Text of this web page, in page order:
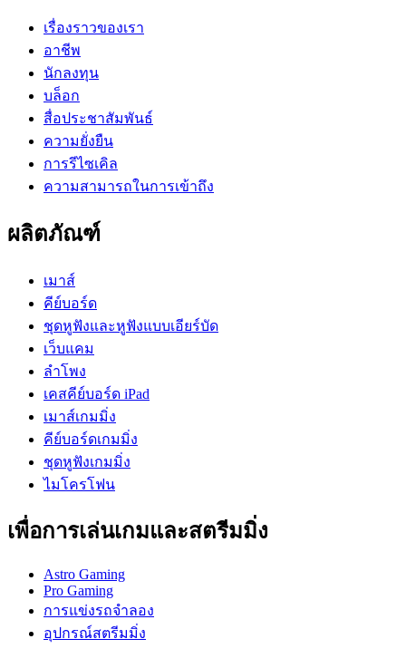
เรื่องราวของเรา
อาชีพ
นักลงทุน
บล็อก
สื่อประชาสัมพันธ์
ความยั่งยืน
การรีไซเคิล
ความสามารถในการเข้าถึง
ผลิตภัณฑ์
เมาส์
คีย์บอร์ด
ชุดหูฟังและหูฟังแบบเอียร์บัด
เว็บแคม
ลำโพง
เคสคีย์บอร์ด iPad
เมาส์เกมมิ่ง
คีย์บอร์ดเกมมิ่ง
ชุดหูฟังเกมมิ่ง
ไมโครโฟน
เพื่อการเล่นเกมและสตรีมมิ่ง
Astro Gaming
Pro Gaming
การแข่งรถจำลอง
อุปกรณ์สตรีมมิ่ง